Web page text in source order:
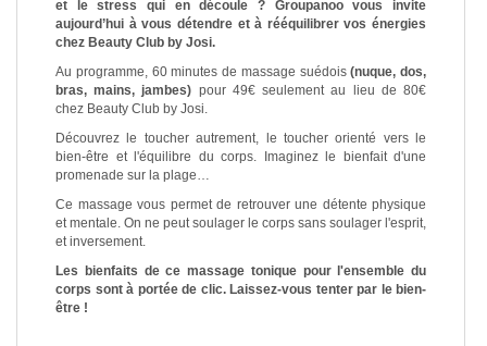
et le stress qui en découle ? Groupanoo vous invite
aujourd’hui à vous détendre et à rééquilibrer vos énergies
chez Beauty Club by Josi.
Au programme, 60 minutes de massage suédois(nuque, dos,
bras, mains, jambes) pour 49€ seulement au lieu de 80€
chez Beauty Club by Josi.
Découvrez le toucher autrement, le toucher orienté vers le
bien-être et l'équilibre du corps. Imaginez le bienfait d'une
promenade sur la plage…
Ce massage vous permet de retrouver une détente physique
et mentale. On ne peut soulager le corps sans soulager l'esprit,
et inversement.
Les bienfaits de ce massage tonique pour l'ensemble du
corps sont à portée de clic. Laissez-vous tenter par le bien-
être !